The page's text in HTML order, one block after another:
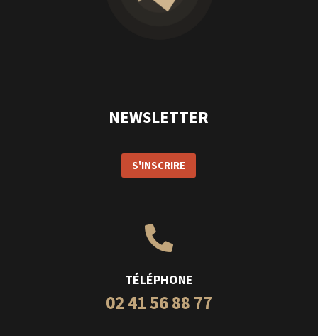
NEWSLETTER
S'INSCRIRE

TÉLÉPHONE
02 41 56 88 77